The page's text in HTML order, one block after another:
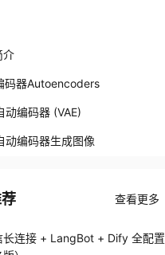
介
码器Autoencoders
动编码器 (VAE)
动编码器生成图像
查看更多
长连接 + LangBot + Dify 全配置